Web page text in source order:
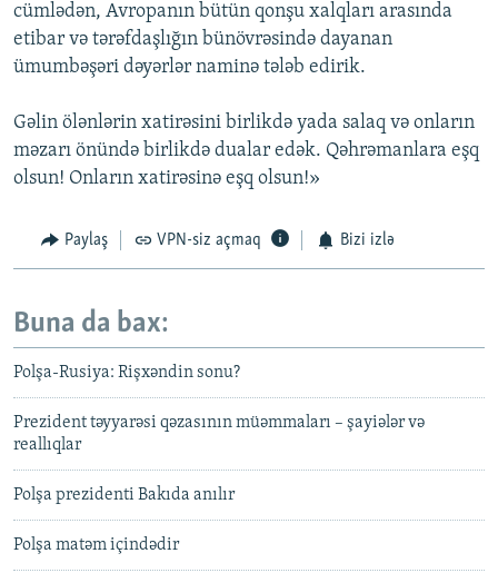
cümlədən, Avropanın bütün qonşu xalqları arasında
etibar və tərəfdaşlığın bünövrəsində dayanan
ümumbəşəri dəyərlər naminə tələb edirik.
Gəlin ölənlərin xatirəsini birlikdə yada salaq və onların
məzarı önündə birlikdə dualar edək. Qəhrəmanlara eşq
olsun! Onların xatirəsinə eşq olsun!»
Paylaş VPN-siz açmaq Bizi izlə
Buna da bax:
Polşa-Rusiya: Rişxəndin sonu?
Prezident təyyarəsi qəzasının müəmmaları – şayiələr və
reallıqlar
Polşa prezidenti Bakıda anılır
Polşa matəm içindədir